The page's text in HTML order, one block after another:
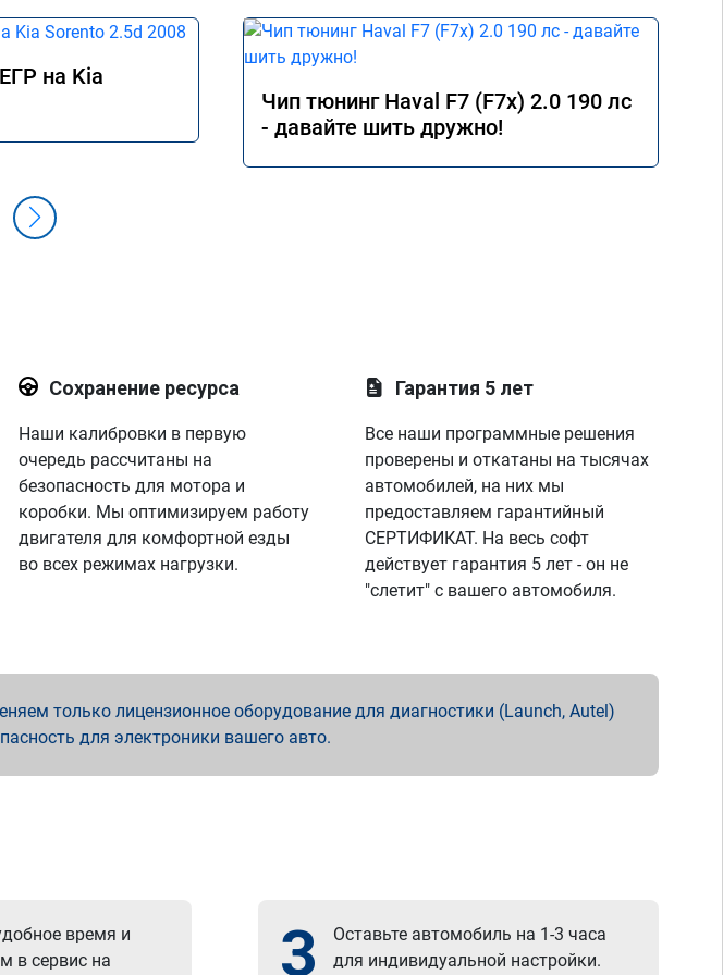
на Kia
Чип тюнинг Haval F7 (F7x) 2.0 190 лс
- давайте шить дружно!
Сохранение ресурса
Наши калибровки в первую
очередь рассчитаны на
безопасность для мотора и
коробки. Мы оптимизируем работу
двигателя для комфортной езды
во всех режимах нагрузки.
Гарантия 5 лет
Все наши программные решения
проверены и откатаны на тысячах
автомобилей, на них мы
предоставляем гарантийный
СЕРТИФИКАТ. На весь софт
действует гарантия 5 лет - он не
"слетит" с вашего автомобиля.
только лицензионное оборудование для диагностики (Launch, Autel)
для электроники вашего авто.
время и
в сервис на
3
Оставьте автомобиль на 1-3 часа
для индивидуальной настройки.